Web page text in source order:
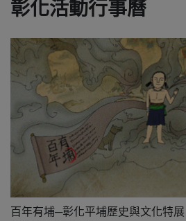
彰化活動行事曆
百年有埔─彰化平埔歷史與文化特展